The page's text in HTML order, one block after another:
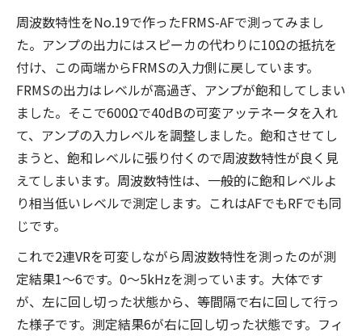
周波数特性をNo.19で作ったFRMS-AFで測ってみまし
た。アンプの出力にはスピーカの代わりに10Ωの抵抗を
付け、この両端からFRMSの入力側に戻しています。
FRMSの出力はレベルが高過ぎ、アンプが飽和してしまい
ました。そこで600Ωで40dBの可変アッテネータを入れ
て、アンプの入力レベルを調整しました。飽和させてし
まうと、飽和レベルに張り付くので周波数特性が良く見
えてしまいます。周波数特性は、一般的に飽和レベルよ
り相当低いレベルで測定します。これはAFでもRFでも同
じです。
これで2連VRを可変しながら周波数特性を測ったのが測
定結果1〜6です。0〜5kHzを測っています。大体です
が、左に回し切った状態から、等間隔で右に回して行っ
た様子です。測定結果6が右に回し切った状態です。フィ